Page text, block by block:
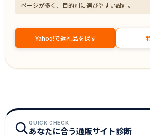
ページが多く、目的別に選びやすい設計。
Yahoo!で返礼品を探す
QUICK CHECK
あなたに合う通販サイト診断